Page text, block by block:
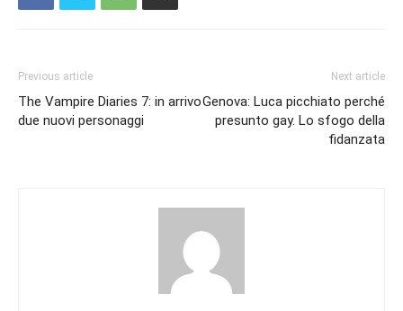
Previous article
The Vampire Diaries 7: in arrivo
due nuovi personaggi
Next article
Genova: Luca picchiato perché
presunto gay. Lo sfogo della
fidanzata